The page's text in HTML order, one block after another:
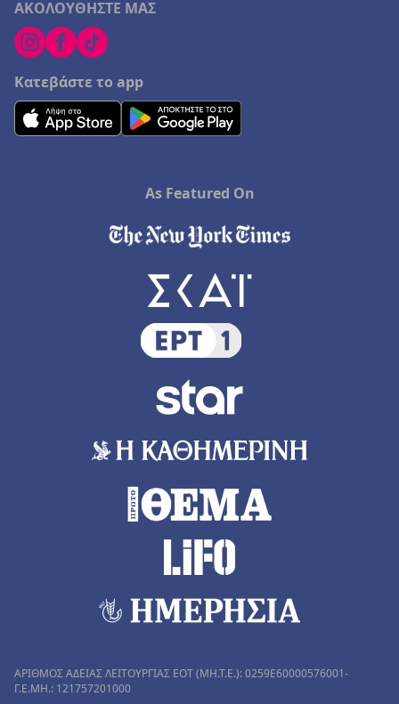
ΑΚΟΛΟΥΘΗΣΤΕ ΜΑΣ
Κατεβάστε το app
As Featured On
ΑΡΙΘΜΟΣ ΑΔΕΙΑΣ ΛΕΙΤΟΥΡΓΙΑΣ ΕΟΤ (MH.T.E.): 0259Ε60000576001-
Γ.Ε.ΜΗ.: 121757201000